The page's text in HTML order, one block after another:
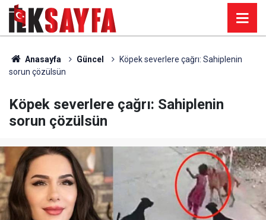
Anasayfa Güncel
Köpek severlere çağrı: Sahiplenin
sorun çözülsün
Köpek severlere çağrı: Sahiplenin
sorun çözülsün